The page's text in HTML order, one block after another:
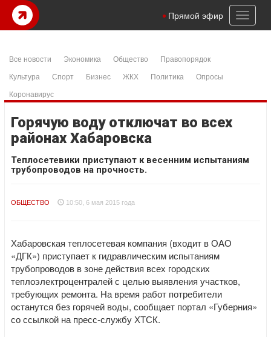
Toggle
Прямой эфир
Все новости Экономика Общество
Правопорядок
Культура
Спорт Бизнес ЖКХ Политика
Опросы
Коронавирус
Горячую воду отключат во всех
районах Хабаровска
Теплосетевики приступают к весенним испытаниям
трубопроводов на прочность.
ОБЩЕСТВО 10:50, 6 мая 2015 года
Хабаровская теплосетевая компания (входит в ОАО
«ДГК») приступает к гидравлическим испытаниям
трубопроводов в зоне действия всех городских
теплоэлектроцентралей с целью выявления участков,
требующих ремонта. На время работ потребители
останутся без горячей воды, сообщает портал «Губерния»
со ссылкой на пресс-службу ХТСК.